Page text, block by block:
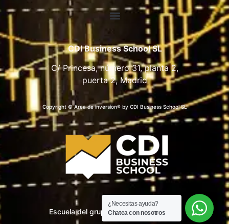
CDI Business School SL
C/ Princesa, número 31, planta 2,
puerta 2, Madrid
Copyright © Area de inversion® by CDI Business School SL
Escuela del grupo CDI Business School
¿Necesitas ayuda?
Chatea con nosotros